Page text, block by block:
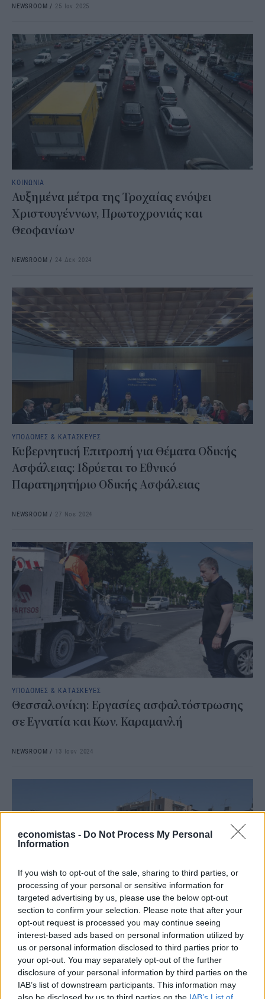
economistas - Do Not Process My Personal
Information
If you wish to opt-out of the sale, sharing to third parties, or
processing of your personal or sensitive information for
targeted advertising by us, please use the below opt-out
section to confirm your selection. Please note that after your
opt-out request is processed you may continue seeing
interest-based ads based on personal information utilized by
us or personal information disclosed to third parties prior to
your opt-out. You may separately opt-out of the further
disclosure of your personal information by third parties on the
IAB’s list of downstream participants. This information may
also be disclosed by us to third parties on the IAB’s List of
NEWSROOM / 25 Ιαν 2025
ΚΟΙΝΩΝΙΑ
Αυξημένα μέτρα της Τροχαίας ενόψει
Χριστουγέννων, Πρωτοχρονιάς και
Θεοφανίων
NEWSROOM / 24 Δεκ 2024
ΥΠΟΔΟΜΕΣ & ΚΑΤΑΣΚΕΥΕΣ
Κυβερνητική Επιτροπή για Θέματα Οδικής
Ασφάλειας: Ιδρύεται το Εθνικό
Παρατηρητήριο Οδικής Ασφάλειας
NEWSROOM / 27 Νοε 2024
ΥΠΟΔΟΜΕΣ & ΚΑΤΑΣΚΕΥΕΣ
Θεσσαλονίκη: Εργασίες ασφαλτόστρωσης
σε Εγνατία και Κων. Καραμανλή
NEWSROOM / 13 Ιουν 2024
ΥΠΟΔΟΜΕΣ & ΚΑΤΑΣΚΕΥΕΣ
Αλεξοπούλου: Οι 3 άξονες στους οποίους
στηρίζεται η οδική ασφάλεια
NEWSROOM/16 Μαΐ 2024